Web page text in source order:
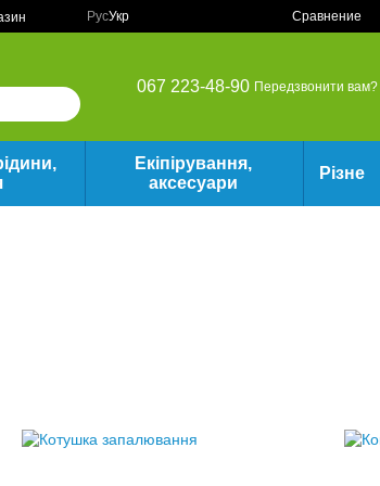
РусУкр Сравнение
067 223-48-90 Передзвонити вам?
Екіпірування,
аксесуари
Різне